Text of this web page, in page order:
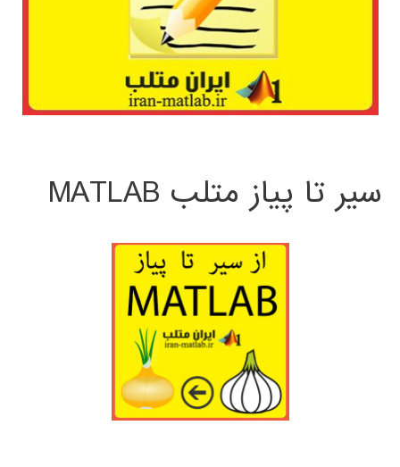
سیر تا پیاز متلب MATLAB